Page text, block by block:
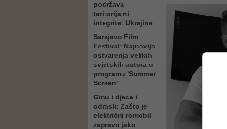
podržava
teritorijalni
integritet Ukrajine
Sarajevo Film
Festival: Najnovija
ostvarenja velikih
svjetskih autora u
programu 'Summer
Screen'
Ginu i djeca i
odrasli: Zašto je
električni romobil
zapravo jako